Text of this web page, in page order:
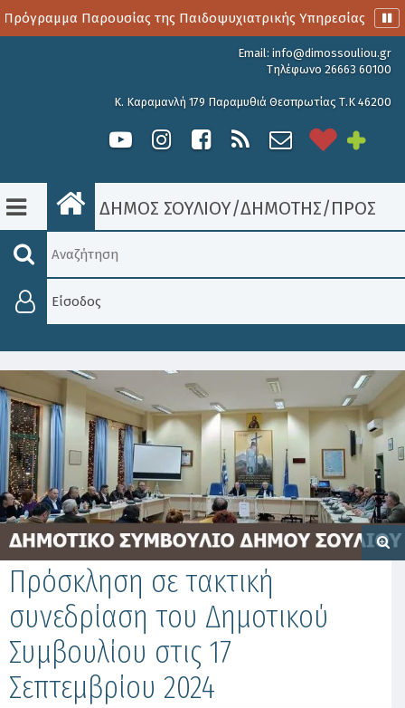
Παρουσίας της Παιδοψυχιατρικής Υπηρεσίας
Email: info@dimossouliou.gr
Τηλέφωνο 26663 60100
Κ. Καραμανλή 179 Παραμυθιά Θεσπρωτίας Τ.Κ 46200
ΔΗΜΟΣ ΣΟΥΛΙΟΥ/ΔΗΜΟΤΗΣ/
Είσοδος
Πρόσκληση σε τακτική
συνεδρίαση του Δημοτικού
Συμβουλίου στις 17
Σεπτεμβρίου 2024